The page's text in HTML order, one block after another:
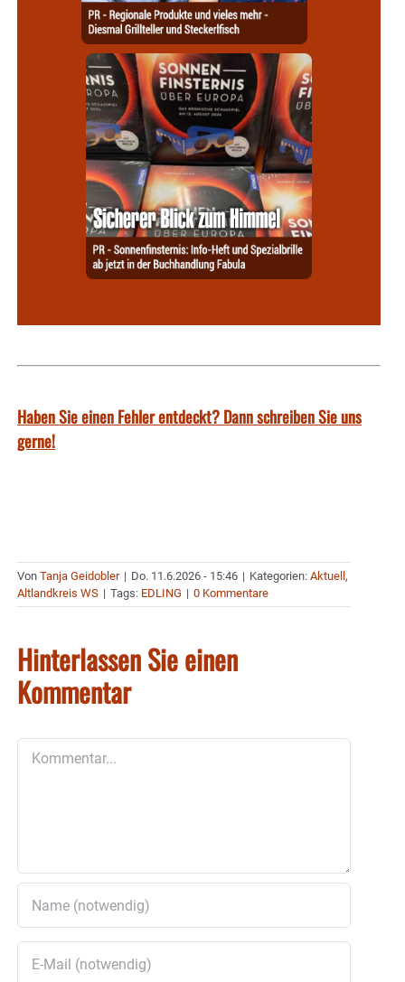
Haben Sie einen Fehler entdeckt? Dann schreiben Sie uns
gerne!
Von Tanja Geidobler | Do. 11.6.2026 - 15:46 | Kategorien: Aktuell ,
Altlandkreis WS | Tags: EDLING | 0 Kommentare
Hinterlassen Sie einen
Kommentar